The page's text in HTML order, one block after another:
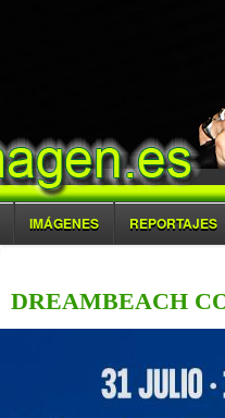
IMÁGENES REPORTAJES
DREAMBEACH